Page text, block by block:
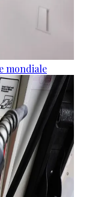
mondiale